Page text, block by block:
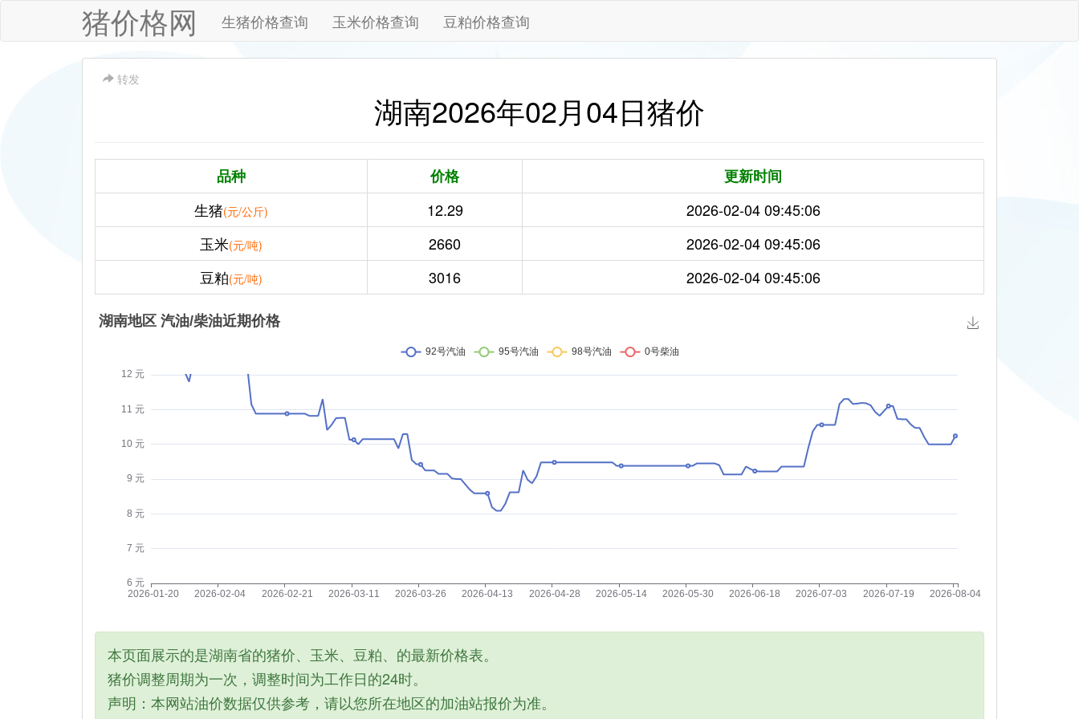
猪价格网 生猪价格查询 玉米价格查询 豆粕价格查询
转发
湖南2026年02月04日猪价
品种 价格
更新时间
生猪(元/公斤) 12.29
2026-02-04 09:45:06
玉米(元/吨) 2660
2026-02-04 09:45:06
豆粕(元/吨) 3016 2026-02-04 09:45:06
本页面展示的是湖南省的猪价、玉米、豆粕、的最新价格表。
猪价调整周期为一次，调整时间为工作日的24时。
声明：本网站油价数据仅供参考，请以您所在地区的加油站报价为准。